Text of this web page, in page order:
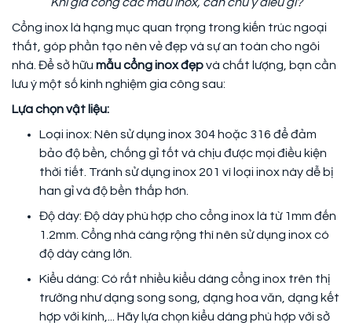
Khi gia công các mẫu inox, cần chú ý điều gì?
Cổng inox là hạng mục quan trọng trong kiến trúc ngoại
thất, góp phần tạo nên vẻ đẹp và sự an toàn cho ngôi
nhà. Để sở hữu mẫu cổng inox đẹpvà chất lượng, bạn cần
lưu ý một số kinh nghiệm gia công sau:
Lựa chọn vật liệu:
Loại inox: Nên sử dụng inox 304 hoặc 316 để đảm
bảo độ bền, chống gỉ tốt và chịu được mọi điều kiện
thời tiết. Tránh sử dụng inox 201 vì loại inox này dễ bị
han gỉ và độ bền thấp hơn.
Độ dày: Độ dày phù hợp cho cổng inox là từ 1mm đến
1.2mm. Cổng nhà càng rộng thì nên sử dụng inox có
độ dày càng lớn.
Kiểu dáng: Có rất nhiều kiểu dáng cổng inox trên thị
trường như dạng song song, dạng hoa văn, dạng kết
hợp với kính,... Hãy lựa chọn kiểu dáng phù hợp với sở